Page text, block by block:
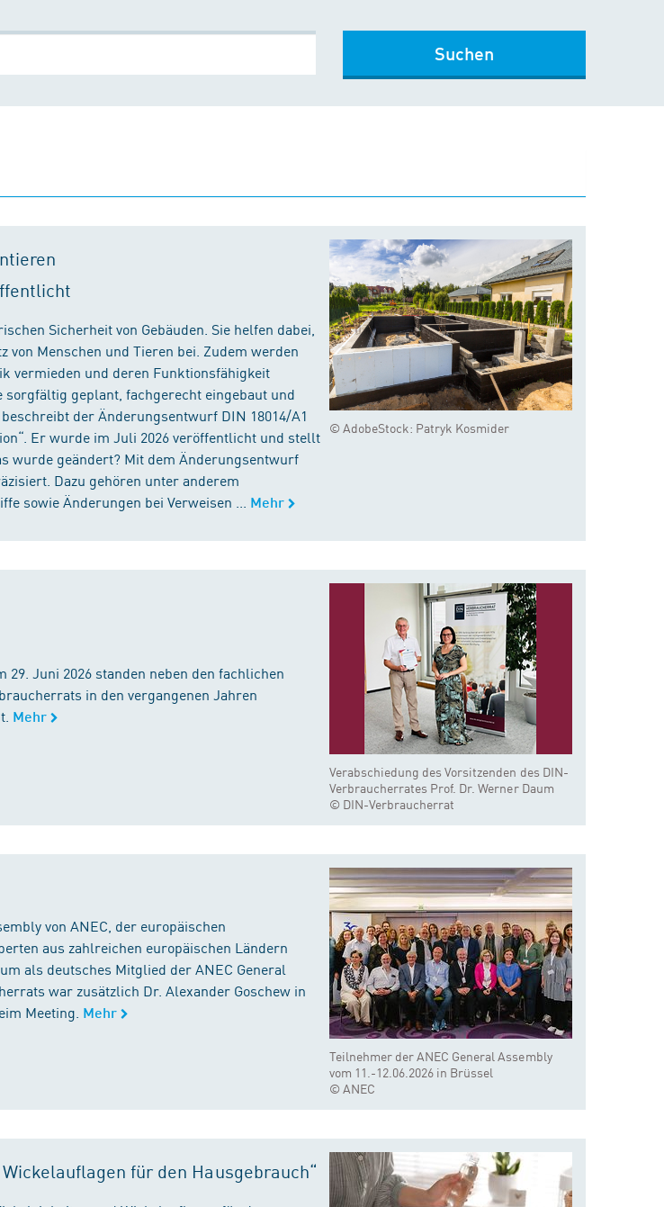
Suchen
© AdobeStock: Patryk Kosmider
Sicherheit von Gebäuden. Sie helfen dabei,
Menschen und Tieren bei. Zudem werden
vermieden und deren Funktionsfähigkeit
geplant, fachgerecht eingebaut und
der Änderungsentwurf DIN 18014/A1
Er wurde im Juli 2026 veröffentlicht und stellt
wurde geändert? Mit dem Änderungsentwurf
Dazu gehören unter anderem
sowie Änderungen bei Verweisen ...
Mehr
Verabschiedung des Vorsitzenden des DIN-
Verbraucherrates Prof. Dr. Werner Daum
© DIN-Verbraucherrat
Juni 2026 standen neben den fachlichen
in den vergangenen Jahren
Mehr
Teilnehmer der ANEC General Assembly
vom 11.-12.06.2026 in Brüssel
© ANEC
von ANEC, der europäischen
aus zahlreichen europäischen Ländern
als deutsches Mitglied der ANEC General
war zusätzlich Dr. Alexander Goschew in
Meeting. Mehr
für den Hausgebrauch“